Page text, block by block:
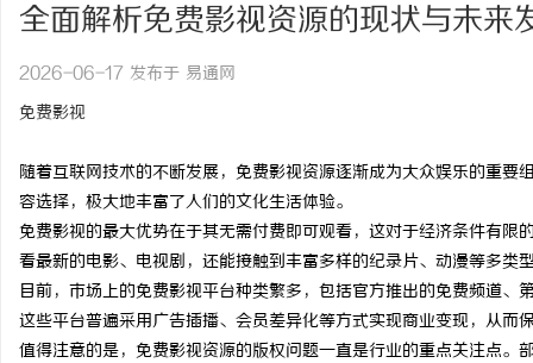
全面解析免费影视资源的现状与未来
2026-06-17 发布于 易通网
免费影视
随着互联网技术的不断发展，免费影视资源逐渐成为大众娱乐的重
容选择，极大地丰富了人们的文化生活体验。
免费影视的最大优势在于其无需付费即可观看，这对于经济条件有
看最新的电影、电视剧，还能接触到丰富多样的纪录片、动漫等多类
目前，市场上的免费影视平台种类繁多，包括官方推出的免费频道
这些平台普遍采用广告插播、会员差异化等方式实现商业变现，从而
值得注意的是，免费影视资源的版权问题一直是行业的重点关注点